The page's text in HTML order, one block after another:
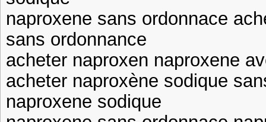
naproxene sans ordonnace
sans ordonnance
acheter naproxen naproxene
acheter naproxène sodique
naproxene sodique